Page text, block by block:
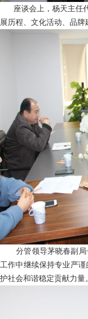
座谈会上，杨天主任
展历程、文化活动、品
分管领导茅晓春副
工作中继续保持专业严
护社会和谐稳定贡献力量